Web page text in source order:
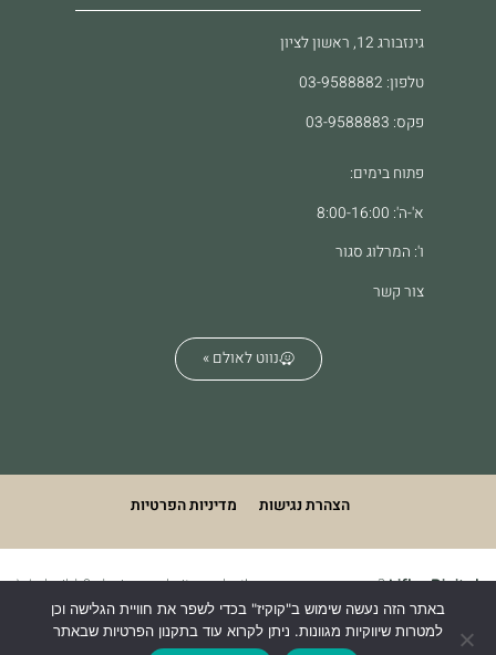
גינזבורג 12, ראשון לציון
טלפון: 03-9588882
פקס: 03-9588883
פתוח בימים:
א'-ה': 8:00-16:00
ו': המרלוג סגור
צור קשר
נווט לאולם »
הצהרת נגישות מדיניות הפרטיות
We build & design websites. what's your superpower?Lifko Digital
באתר הזה נעשה שימוש ב"קוקיז" בכדי לשפר את חוויית הגלישה וכן
למטרות שיווקיות מגוונות. ניתן לקרוא עוד בתקנון הפרטיות שבאתר